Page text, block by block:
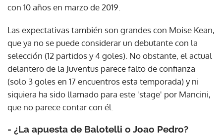
con 10 años en marzo de 2019.
Las expectativas también son grandes con Moise Kean,
que ya no se puede considerar un debutante con la
selección (12 partidos y 4 goles). No obstante, el actual
delantero de la Juventus parece falto de confianza
(solo 3 goles en 17 encuentros esta temporada) y ni
siquiera ha sido llamado para este 'stage' por Mancini,
que no parece contar con él.
- ¿La apuesta de Balotelli o Joao Pedro?